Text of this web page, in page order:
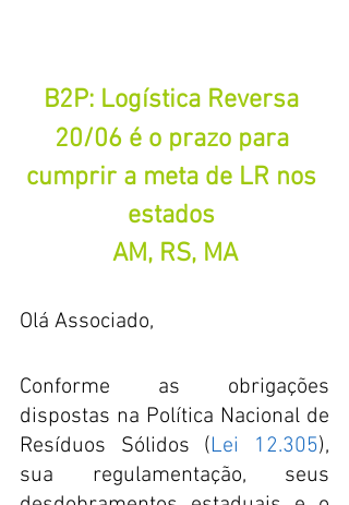
B2P: Logística Reversa
20/06 é o prazo para
cumprir a meta de LR nos
estados
AM, RS, MA
Olá Associado,
Conforme as obrigações
dispostas na Política Nacional de
Resíduos Sólidos (Lei 12.305),
sua regulamentação, seus